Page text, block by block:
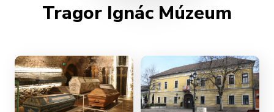
Tragor Ignác Múzeum